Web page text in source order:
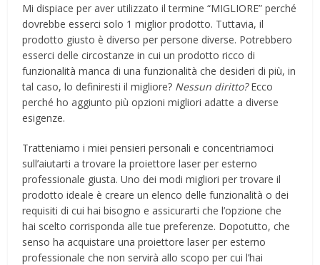
Mi dispiace per aver utilizzato il termine “MIGLIORE” perché
dovrebbe esserci solo 1 miglior prodotto. Tuttavia, il
prodotto giusto è diverso per persone diverse. Potrebbero
esserci delle circostanze in cui un prodotto ricco di
funzionalità manca di una funzionalità che desideri di più, in
tal caso, lo definiresti il ​​migliore? Nessun diritto?Ecco
perché ho aggiunto più opzioni migliori adatte a diverse
esigenze.
Tratteniamo i miei pensieri personali e concentriamoci
sull’aiutarti a trovare la proiettore laser per esterno
professionale giusta. Uno dei modi migliori per trovare il
prodotto ideale è creare un elenco delle funzionalità o dei
requisiti di cui hai bisogno e assicurarti che l’opzione che
hai scelto corrisponda alle tue preferenze. Dopotutto, che
senso ha acquistare una proiettore laser per esterno
professionale che non servirà allo scopo per cui l’hai